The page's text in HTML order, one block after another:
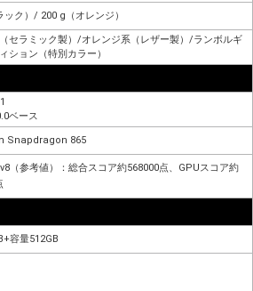
ック）/ 200 g（オレンジ）
セラミック製）/オレンジ系（レザー製）/ランボルギ
ション（特別カラー）
ベース
Snapdragon 865
（参考値）：総合スコア約568000点、GPUスコア約
容量512GB